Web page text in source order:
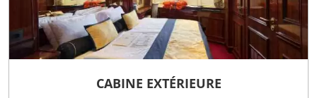
CABINE EXTÉRIEURE